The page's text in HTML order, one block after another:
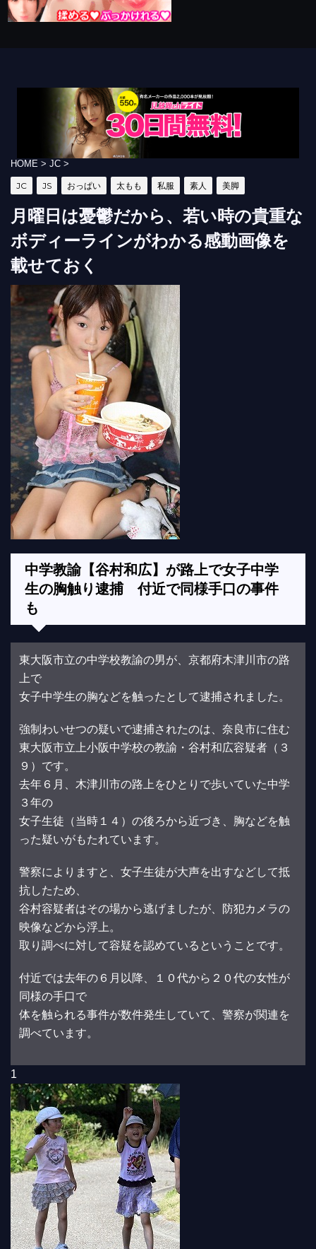
HOME > JC >
JC JS おっぱい 太もも 私服 素人 美脚
月曜日は憂鬱だから、若い時の貴重な
ボディーラインがわかる感動画像を
載せておく
中学教諭【谷村和広】が路上で女子中学
生の胸触り逮捕 付近で同様手口の事件
も
東大阪市立の中学校教諭の男が、京都府木津川市の路
上で
女子中学生の胸などを触ったとして逮捕されました。
強制わいせつの疑いで逮捕されたのは、奈良市に住む
東大阪市立上小阪中学校の教諭・谷村和広容疑者（３
９）です。
去年６月、木津川市の路上をひとりで歩いていた中学
３年の
女子生徒（当時１４）の後ろから近づき、胸などを触
った疑いがもたれています。
警察によりますと、女子生徒が大声を出すなどして抵
抗したため、
谷村容疑者はその場から逃げましたが、防犯カメラの
映像などから浮上。
取り調べに対して容疑を認めているということです。
付近では去年の６月以降、１０代から２０代の女性が
同様の手口で
体を触られる事件が数件発生していて、警察が関連を
調べています。
1